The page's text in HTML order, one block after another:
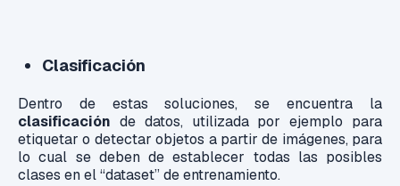
Clasificación
Dentro de estas soluciones, se encuentra la
clasificación de datos, utilizada por ejemplo para
etiquetar o detectar objetos a partir de imágenes, para
lo cual se deben de establecer todas las posibles
clases en el “dataset” de entrenamiento.